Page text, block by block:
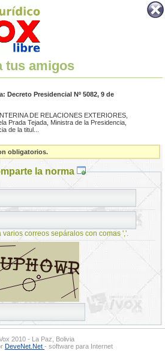
tus amigos
Decreto Presidencial Nº 5082, 9 de
DE RELACIONES EXTERIORES,
Prada Tejada, Ministra de la Presidencia,
de la titul...
obligatorios.
la norma
varios correos sepáralos con comas ','.
2010 - La Paz, Bolivia
DeveNet.Net - software para Internet